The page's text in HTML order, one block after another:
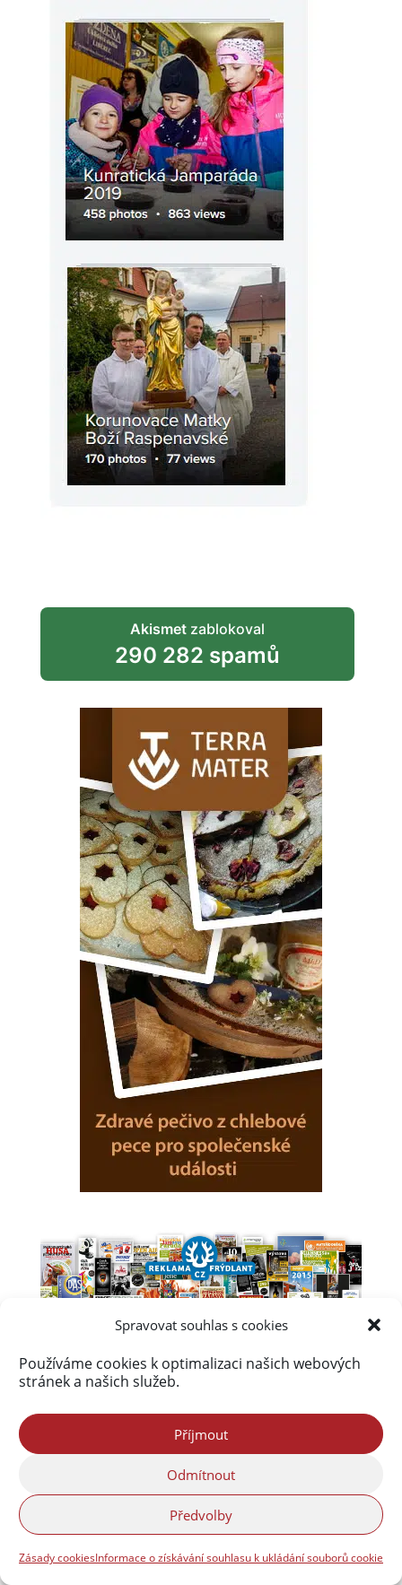
Spravovat souhlas s cookies
Používáme cookies k optimalizaci našich webových
stránek a našich služeb.
Příjmout
Odmítnout
Předvolby
Zásady cookiesInformace o získávání souhlasu k ukládání souborů cookie
Akismetzablokoval
290 282 spamů